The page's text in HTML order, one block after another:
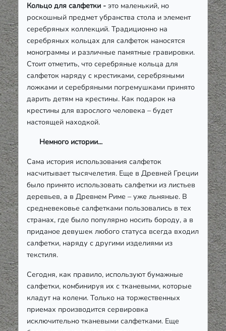
Кольцо для салфетки - это маленький, но
роскошный предмет убранства стола и элемент
серебряных коллекций. Традиционно на
серебряных кольцах для салфеток наносятся
монограммы и различные памятные гравировки.
Стоит отметить, что серебряные кольца для
салфеток наряду с крестиками, серебряными
ложками и серебряными погремушками принято
дарить детям на крестины. Как подарок на
крестины для взрослого человека – будет
настоящей находкой.
Немного истории...
Сама история использования салфеток
насчитывает тысячелетия. Еще в Древней Греции
было принято использовать салфетки из листьев
деревьев, а в Древнем Риме – уже льняные. В
средневековье салфетками пользовались в тех
странах, где было популярно носить бороду, а в
приданое девушек любого статуса всегда входил
салфетки, наряду с другими изделиями из
текстиля.
Сегодня, как правило, используют бумажные
салфетки, комбинируя их с тканевыми, которые
кладут на колени. Только на торжественных
приемах производится сервировка
исключительно тканевыми салфетками. Еще